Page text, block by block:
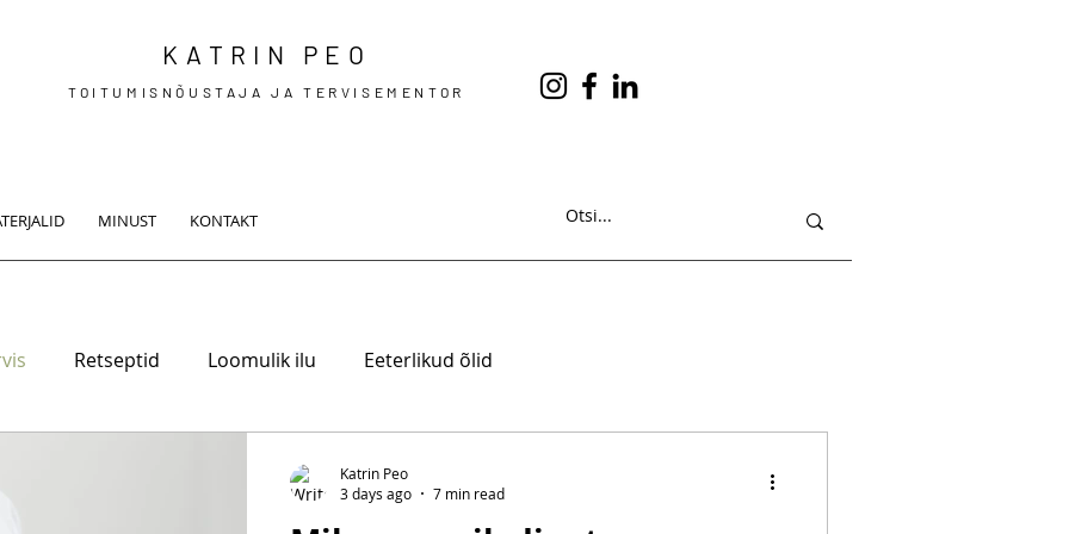
KATRIN PEO
TOITUMISNÕUSTAJA JA TERVISEMENTOR
MINUST KONTAKT
Retseptid Loomulik ilu Eeterlikud õlid
Katrin Peo
3 days ago
7 min read